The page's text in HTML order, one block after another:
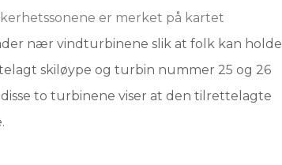
er merket på kartet
nær vindturbinene slik at folk kan holde
skiløype og turbin nummer 25 og 26
to turbinene viser at den tilrettelagte